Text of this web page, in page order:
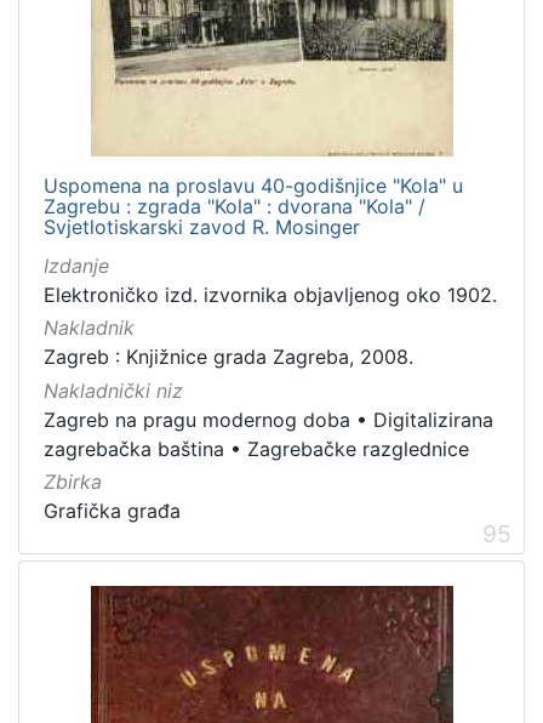
Uspomena na proslavu 40-godišnjice "Kola" u
Zagrebu : zgrada "Kola" : dvorana "Kola" /
Svjetlotiskarski zavod R. Mosinger
Izdanje
Elektroničko izd. izvornika objavljenog oko 1902.
Nakladnik
Zagreb : Knjižnice grada Zagreba, 2008.
Nakladnički niz
Zagreb na pragu modernog doba • Digitalizirana
zagrebačka baština • Zagrebačke razglednice
Zbirka
Grafička građa
95